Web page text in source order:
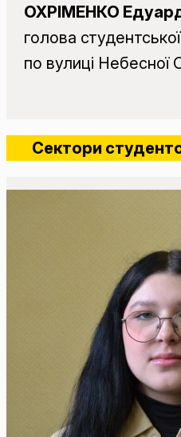
ОХРІМЕНКО
голова
по вулиці Небесної
Сектори